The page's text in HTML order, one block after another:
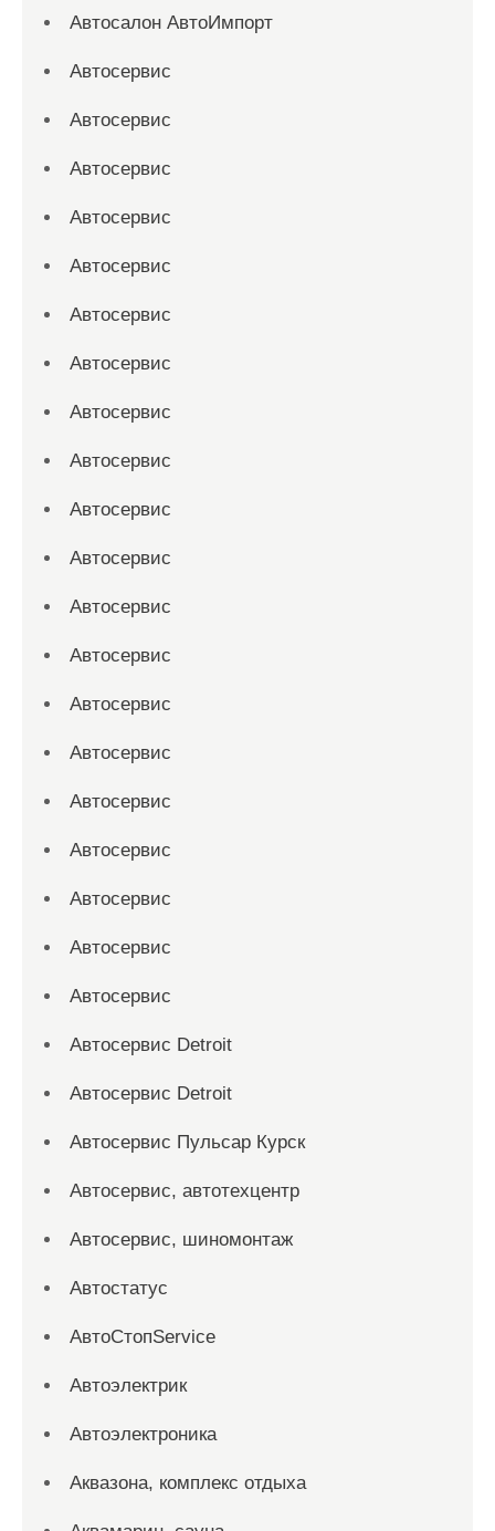
Автосалон АвтоИмпорт
Автосервис
Автосервис
Автосервис
Автосервис
Автосервис
Автосервис
Автосервис
Автосервис
Автосервис
Автосервис
Автосервис
Автосервис
Автосервис
Автосервис
Автосервис
Автосервис
Автосервис
Автосервис
Автосервис
Автосервис
Автосервис Detroit
Автосервис Detroit
Автосервис Пульсар Курск
Автосервис, автотехцентр
Автосервис, шиномонтаж
Автостатус
АвтоСтопService
Автоэлектрик
Автоэлектроника
Аквазона, комплекс отдыха